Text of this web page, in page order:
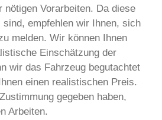
nötigen Vorarbeiten. Da diese
sind, empfehlen wir Ihnen, sich
melden. Wir können Ihnen
Einschätzung der
wir das Fahrzeug begutachtet
einen realistischen Preis.
gegeben haben,
Arbeiten.